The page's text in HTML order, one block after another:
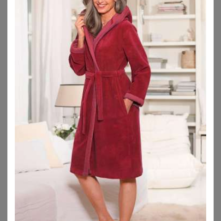
Größen, den Du suchst.
Das erwartet Dich hier:
Arten von Mäntel
Marken
Mäntel kombinieren
Mäntel online kaufen
Parka, Trenchcoat oder Dufflecoat:
Damenmäntel in großen Größen